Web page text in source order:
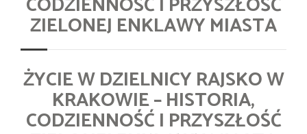
ZIELONEJ ENKLAWY MIASTA
ŻYCIE W DZIELNICY RAJSKO W
KRAKOWIE – HISTORIA,
CODZIENNOŚĆ I PRZYSZŁOŚĆ